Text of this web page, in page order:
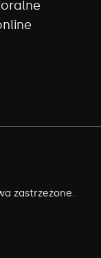
zastrzeżone.